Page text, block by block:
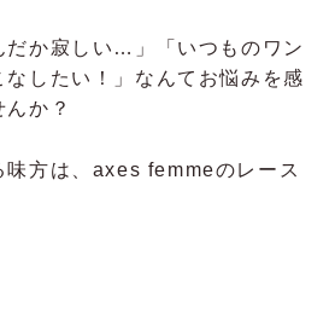
だか寂しい…」「いつものワン
なしたい！」なんてお悩みを感
か？
味方は、axes femmeのレース